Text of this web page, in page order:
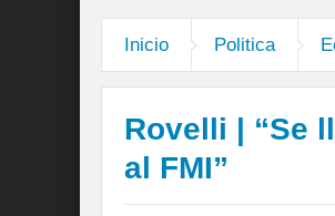
Inicio Politica
Rovelli | “Se
al FMI”